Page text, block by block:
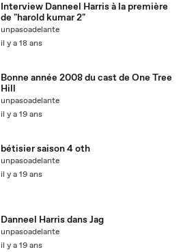
Interview Danneel Harris à la première
de "harold kumar 2"
unpasoadelante
il y a 18 ans
Bonne année 2008 du cast de One Tree
Hill
unpasoadelante
il y a 19 ans
bétisier saison 4 oth
unpasoadelante
il y a 19 ans
Danneel Harris dans Jag
unpasoadelante
il y a 19 ans